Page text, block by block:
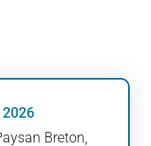
Breton,